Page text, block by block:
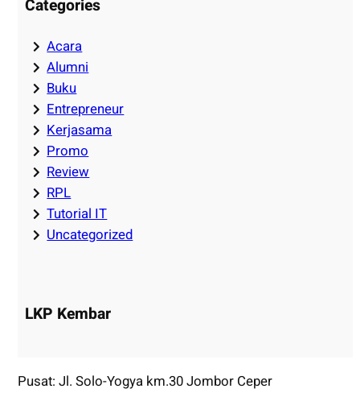
Categories
Acara
Alumni
Buku
Entrepreneur
Kerjasama
Promo
Review
RPL
Tutorial IT
Uncategorized
LKP Kembar
Pusat: Jl. Solo-Yogya km.30 Jombor Ceper